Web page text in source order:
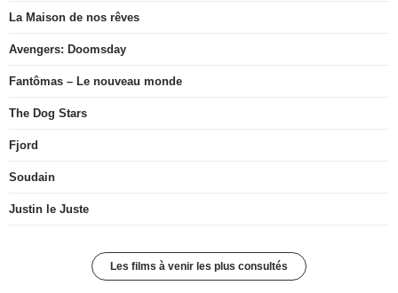
La Maison de nos rêves
Avengers: Doomsday
Fantômas – Le nouveau monde
The Dog Stars
Fjord
Soudain
Justin le Juste
Les films à venir les plus consultés